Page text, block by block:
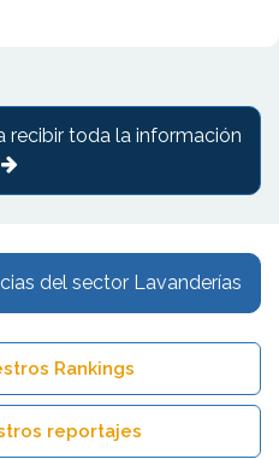
del sector Lavanderías
Rankings
reportajes